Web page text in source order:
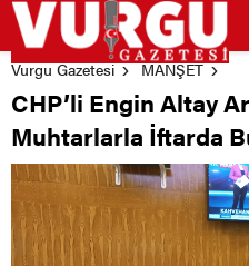
Vurgu Gazetesi MANŞET
CHP’li Engin Altay
Muhtarlarla İftarda